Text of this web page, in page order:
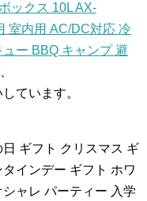
ックス 10L AX-
室内用 AC/DC対応 冷
ー BBQ キャンプ 避
ています。
ギフト クリスマス ギ
インデー ギフト ホワ
ャレ パーティー 入学